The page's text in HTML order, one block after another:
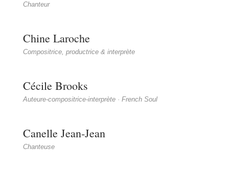
Chanteur
Chine Laroche
Compositrice, productrice & interprète
Cécile Brooks
Auteure-compositrice-interprète · French Soul
Canelle Jean-Jean
Chanteuse